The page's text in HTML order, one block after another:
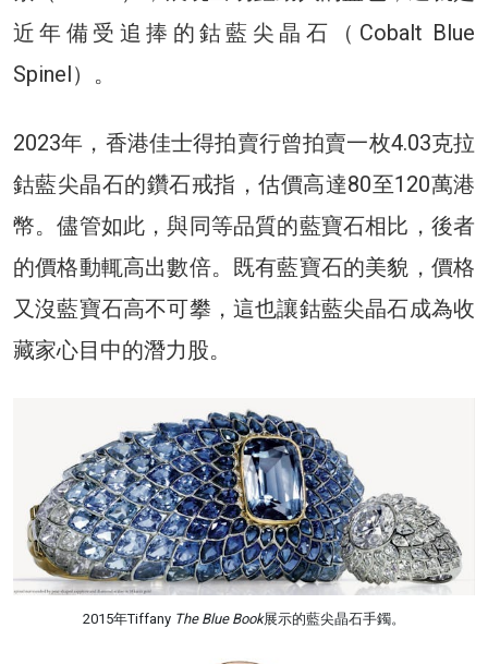
近年備受追捧的鈷藍尖晶石（Cobalt Blue
Spinel）。
2023年，香港佳士得拍賣行曾拍賣一枚4.03克拉
鈷藍尖晶石的鑽石戒指，估價高達80至120萬港
幣。儘管如此，與同等品質的藍寶石相比，後者
的價格動輒高出數倍。既有藍寶石的美貌，價格
又沒藍寶石高不可攀，這也讓鈷藍尖晶石成為收
藏家心目中的潛力股。
2015年Tiffany The Blue Book展示的藍尖晶石手鐲。